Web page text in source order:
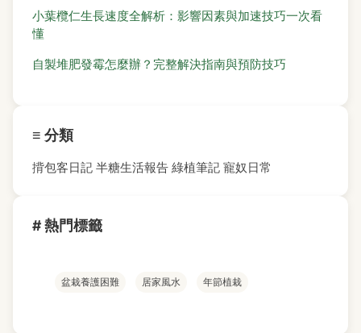
小葉欖仁生長速度全解析：影響因素與加速技巧一次看
懂
自製堆肥發霉怎麼辦？完整解決指南與預防技巧
≡ 分類
揹包客日記 半糖生活報告 綠植筆記 寵奴日常
# 熱門標籤
盆栽養護困難 居家風水 年節植栽